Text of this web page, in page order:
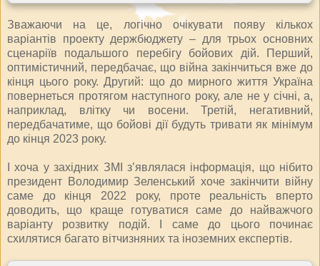
Зважаючи на це, логічно очікувати появу кількох
варіантів проекту держбюджету – для трьох основних
сценаріїв подальшого перебігу бойових дій. Перший,
оптимістичний, передбачає, що війна закінчиться вже до
кінця цього року. Другий: що до мирного життя Україна
повернеться протягом наступного року, але не у січні, а,
наприклад, влітку чи восени. Третій, негативний,
передбачатиме, що бойові дії будуть тривати як мінімум
до кінця 2023 року.
І хоча у західних ЗМІ з’являлася інформація, що нібито
президент Володимир Зеленський хоче закінчити війну
саме до кінця 2022 року, проте реальність вперто
доводить, що краще готуватися саме до найважчого
варіанту розвитку подій. І саме до цього починає
схилятися багато вітчизняних та іноземних експертів.